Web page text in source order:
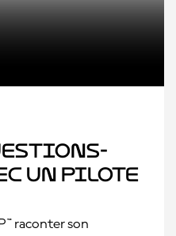
un pilote
raconter son